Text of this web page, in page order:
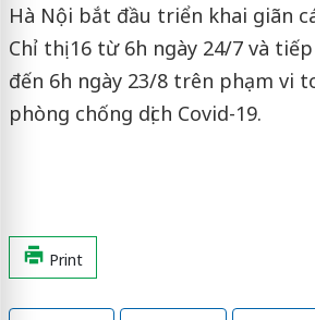
Hà Nội bắt đầu triển khai giãn
Chỉ thị 16 từ 6h ngày 24/7 và
đến 6h ngày 23/8 trên phạm vi
phòng chống dịch Covid-19.
Print